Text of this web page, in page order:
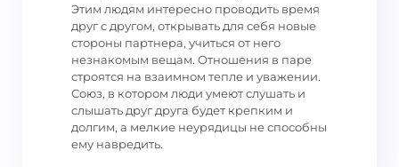
Этим людям интересно проводить время
друг с другом, открывать для себя новые
стороны партнера, учиться от него
незнакомым вещам. Отношения в паре
строятся на взаимном тепле и уважении.
Союз, в котором люди умеют слушать и
слышать друг друга будет крепким и
долгим, а мелкие неурядицы не способны
ему навредить.